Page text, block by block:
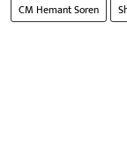
CM Hemant Soren